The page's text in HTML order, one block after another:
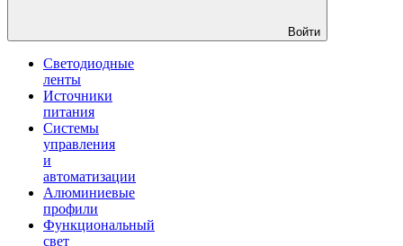
Войти
Светодиодные
ленты
Источники
питания
Системы
управления
и
автоматизации
Алюминиевые
профили
Функциональный
свет